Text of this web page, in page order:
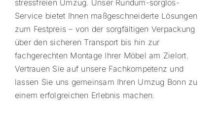
stressfreien Umzug. Unser Rundum-sorglos-
Service bietet Ihnen maßgeschneiderte Lösungen
zum Festpreis – von der sorgfältigen Verpackung
über den sicheren Transport bis hin zur
fachgerechten Montage Ihrer Möbel am Zielort.
Vertrauen Sie auf unsere Fachkompetenz und
lassen Sie uns gemeinsam Ihren Umzug Bonn zu
einem erfolgreichen Erlebnis machen.